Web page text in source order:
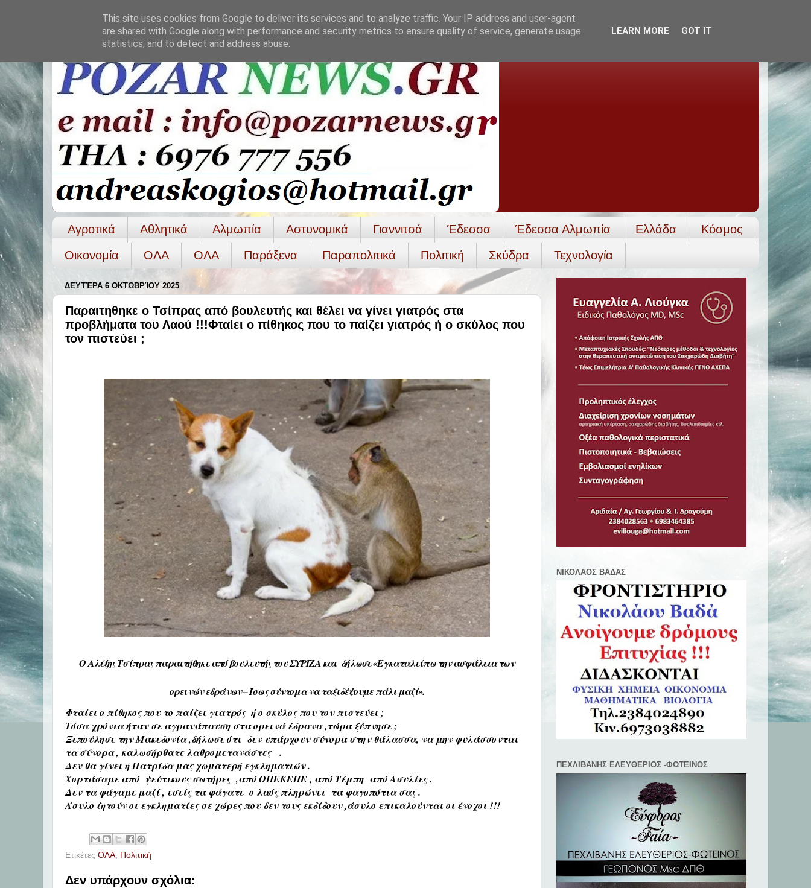
Αγροτικά Αθλητικά Αλμωπία Αστυνομικά Γιαννιτσά Έδεσσα Έδεσσα Αλμωπία Ελλάδα
Κόσμος
Οικονομία
ΟΛΑ ΟΛA Παράξενα Παραπολιτικά Πολιτική Σκύδρα Τεχνολογία
ΔΕΥΤΈΡΑ 6 ΟΚΤΩΒΡΊΟΥ 2025
Παραιτηθηκε ο Τσίπρας από βουλευτής και θέλει να γίνει γιατρός στα
προβλήματα του Λαού !!!Φταίει ο πίθηκος που το παίζει γιατρός ή ο σκύλος που
τον πιστεύει ;
Ο Αλέξης Τσίπρας παραιτήθηκε από βουλευτής του ΣΥΡΙΖΑ και δήλωσε «Εγκαταλείπω την ασφάλεια των
ορεινών εδράνων – Ίσως σύντομα να ταξιδέψουμε πάλι μαζί».
Φταίει ο πίθηκος που το παίζει γιατρός ή ο σκύλος που τον πιστεύει ;
Τόσα χρόνια ήταν σε αγρανάπαυση στα ορεινά έδρανα ,τώρα ξύπνησε ;
Ξεπούλησε την Μακεδονία ,δήλωσε ότι δεν υπάρχουν σύνορα στην θάλασσα, να μην φυλάσσονται
τα σύνορα , καλωσήρθατε λαθρομετανάστες .
Δεν θα γίνει η Πατρίδα μας χωματερή εγκληματιών .
Χορτάσαμε από ψεύτικους σωτήρες ,από ΟΠΕΚΕΠΕ , από Τέμπη από Ασυλίες .
Δεν τα φάγαμε μαζί , εσείς τα φάγατε ο λαός πληρώνει τα φαγοπότια σας .
Άσυλο ζητούν οι εγκληματίες σε χώρες που δεν τους εκδίδουν ,άσυλο επικαλούνται οι ένοχοι !!!
Ετικέτες ΟΛΑ, Πολιτική
Δεν υπάρχουν σχόλια:
ΝΙΚΟΛΑΟΣ ΒΑΔΑΣ
ΠΕΧΛΙΒANΗΣ ΕΛΕΥΘΕΡΙΟΣ -ΦΩΤΕΙΝΟΣ
This site uses cookies from Google to deliver its services and to analyze traffic. Your IP address and user-agent
are shared with Google along with performance and security metrics to ensure quality of service, generate usage
statistics, and to detect and address abuse.
LEARN MORE GOT IT